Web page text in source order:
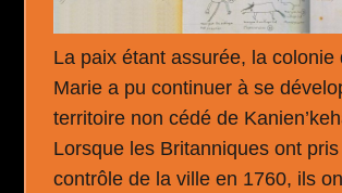
La paix étant assurée, la colonie
Marie a pu continuer à se
territoire non cédé de
Lorsque les Britanniques ont
contrôle de la ville en 1760, ils